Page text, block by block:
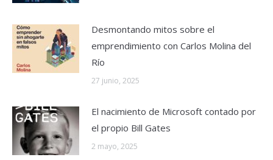
Desmontando mitos sobre el
emprendimiento con Carlos Molina del
Río
27 junio, 2025
El nacimiento de Microsoft contado por
el propio Bill Gates
2 mayo, 2025